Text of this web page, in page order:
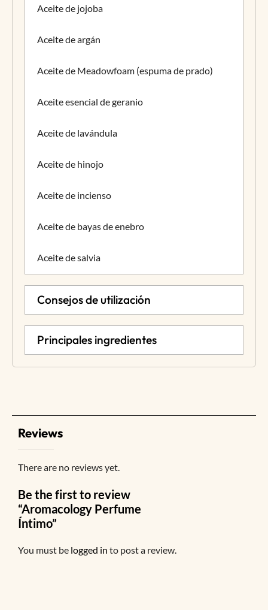
Aceite de jojoba
Aceite de argán
Aceite de Meadowfoam (espuma de prado)
Aceite esencial de geranio
Aceite de lavándula
Aceite de hinojo
Aceite de incienso
Aceite de bayas de enebro
Aceite de salvia
Consejos de utilización
Principales ingredientes
Reviews
There are no reviews yet.
Be the first to review
“Aromacology Perfume
Íntimo”
You must be logged in to post a review.